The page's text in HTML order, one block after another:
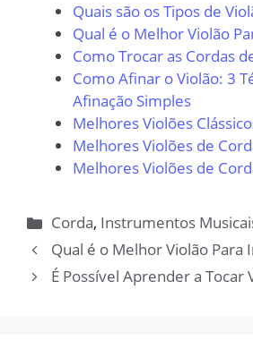
Quais são os Tipos de
Qual é o Melhor Violão
Como Trocar as Cordas
Como Afinar o Violão: 3
Afinação Simples
Melhores Violões
Melhores Violões de
Melhores Violões de
Categorias
Corda, Instrumentos
Qual é o Melhor Violão Para
É Possível Aprender a Tocar